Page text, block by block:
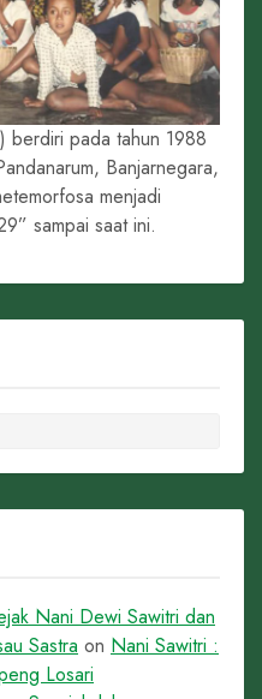
berdiri pada tahun 1988
Banjarnegara,
menjadi
sampai saat ini.
Nani Dewi Sawitri dan
Sastra on Nani Sawitri :
Losari